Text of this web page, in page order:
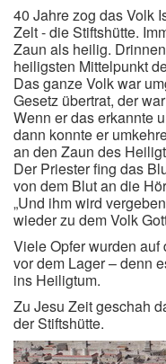
40 Jahre zog das Volk
Zelt - die Stiftshütte.
Zaun als heilig.
heiligsten Mittelpunkt
Das ganze Volk war
Gesetz übertrat, der
Wenn er das erkannte
dann konnte er
an den Zaun des
Der Priester fing das
von dem Blut an die
„Und ihm wird
wieder zu dem Volk
Viele Opfer wurden
vor dem Lager – denn
ins Heiligtum.
Zu Jesu Zeit geschah
der Stiftshütte.